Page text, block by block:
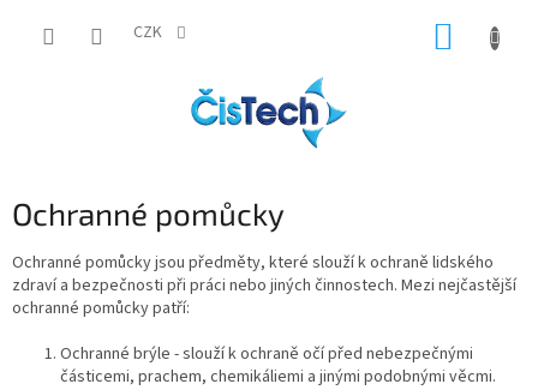
CZK
Ochranné pomůcky
Ochranné pomůcky jsou předměty, které slouží k ochraně lidského
zdraví a bezpečnosti při práci nebo jiných činnostech. Mezi nejčastější
ochranné pomůcky patří:
Ochranné brýle - slouží k ochraně očí před nebezpečnými
částicemi, prachem, chemikáliemi a jinými podobnými věcmi.